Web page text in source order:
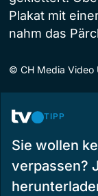
Plakat mit
nahm das
© CH Media Video
TIPP
Sie wollen
verpassen?